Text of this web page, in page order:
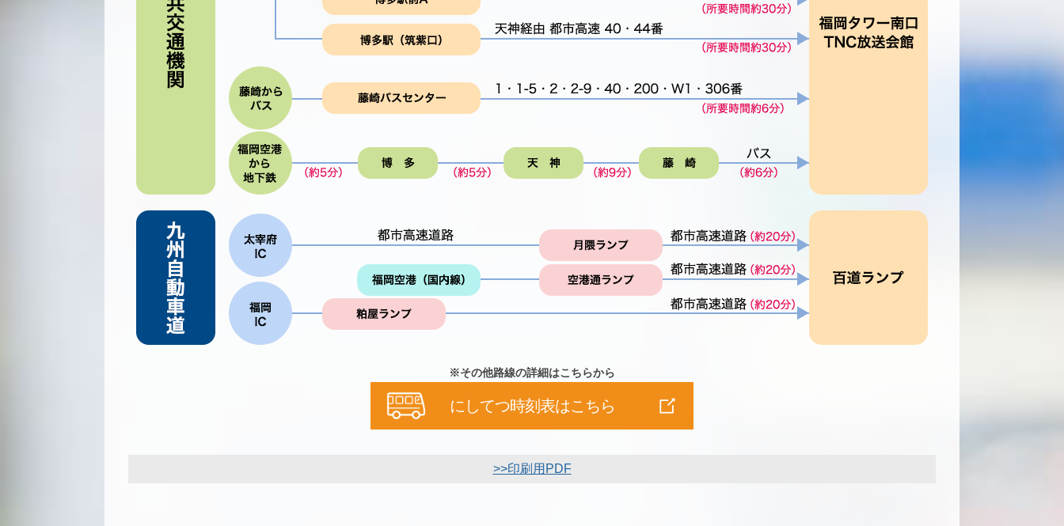
※その他路線の詳細はこちらから
にしてつ時刻表はこちら
>>印刷用PDF